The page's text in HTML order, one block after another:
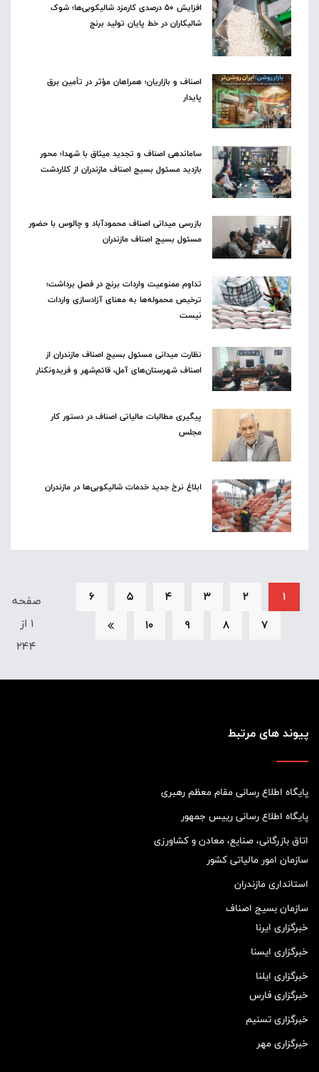
افزایش ۵۰ درصدی کارمزد شالیکوبی‌ها؛ شوک
شالیکاران در خط پایان تولید برنج
اصناف و بازاریان؛ همراهان مؤثر در تأمین برق
پایدار
ساماندهی اصناف و تجدید میثاق با شهدا؛ محور
بازدید مسئول بسیج اصناف مازندران از کلاردشت
بازرسی میدانی اصناف محمودآباد و چالوس با حضور
مسئول بسیج اصناف مازندران
تداوم ممنوعیت واردات برنج در فصل برداشت؛
ترخیص محموله‌ها به معنای آزادسازی واردات
نیست
نظارت میدانی مسئول بسیج اصناف مازندران از
اصناف شهرستان‌های آمل، قائم‌شهر و فریدونکنار
پیگیری مطالبات مالیاتی اصناف در دستور کار
مجلس
ابلاغ نرخ جدید خدمات شالیکوبی‌ها در مازندران
1
2
3
4
5
6
7
8
9
10
صفحه
1 از
244
پیوند های مرتبط
پایگاه اطلاع رسانی مقام معظم رهبری
پایگاه اطلاع رسانی رییس جمهور
اتاق بازرگانی، صنایع، معادن و کشاورزی
سازمان امور مالیاتی کشور
استانداری مازندران
سازمان بسیج اصناف
خبرگزاری ایرنا
خبرگزاری ایسنا
خبرگزاری ایلنا
خبرگزاری فارس
خبرگزاری تسنیم
خبرگزاری مهر